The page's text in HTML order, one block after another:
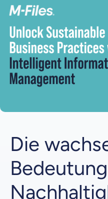
Wirtschaft
Herausforderungen des
M-Files: Eine Lösung für
Die